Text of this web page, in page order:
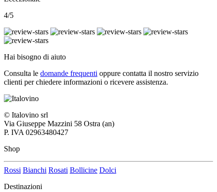
4/5
Hai bisogno di aiuto
Consulta le domande frequenti oppure contatta il nostro servizio
clienti per chiedere informazioni o ricevere assistenza.
© Italovino srl
Via Giuseppe Mazzini 58 Ostra (an)
P. IVA 02963480427
Shop
Rossi Bianchi Rosati Bollicine Dolci
Destinazioni